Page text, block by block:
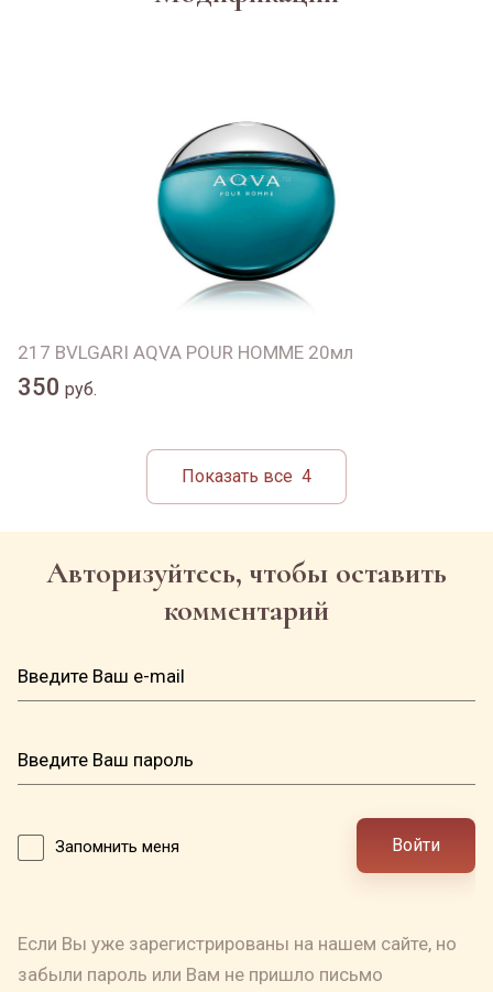
217 BVLGARI AQVA POUR HOMME 20мл
350 руб.
Показать все 4
Авторизуйтесь, чтобы оставить
комментарий
Запомнить меня Войти
Если Вы уже зарегистрированы на нашем сайте, но
забыли пароль или Вам не пришло письмо